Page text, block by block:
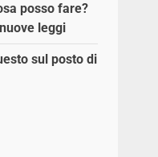
posso fare?
leggi
sul posto di